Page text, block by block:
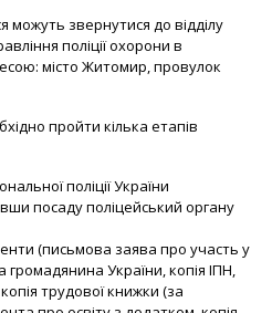
звернутися до відділу
поліції охорони в
місто Житомир, провулок
пройти кілька етапів
поліції України
посаду поліцейський органу
(письмова заява про участь у
громадянина України, копія ІПН,
трудової книжки (за